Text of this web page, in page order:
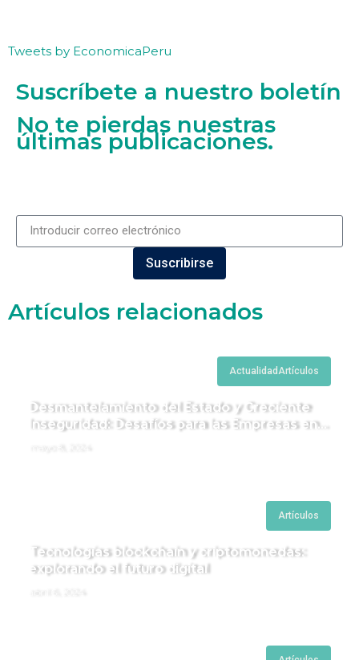
Tweets by EconomicaPeru
Suscríbete a nuestro boletín
No te pierdas nuestras
últimas publicaciones.
Suscribirse
Artículos relacionados
Actualidad Artículos
Desmantelamiento del Estado y Creciente
Inseguridad: Desafíos para las Empresas en
Artículos
Tecnologías blockchain y criptomonedas:
explorando el futuro digital